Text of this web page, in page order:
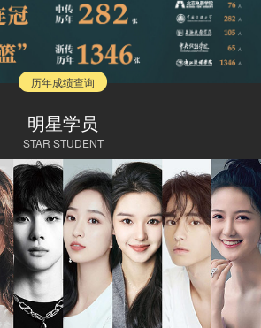
历年成绩查询
明星学员
STAR STUDENT